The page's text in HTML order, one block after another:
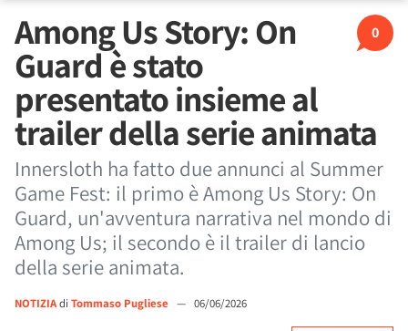
0
Among Us Story: On
Guard è stato
presentato insieme al
trailer della serie animata
Innersloth ha fatto due annunci al Summer
Game Fest: il primo è Among Us Story: On
Guard, un'avventura narrativa nel mondo di
Among Us; il secondo è il trailer di lancio
della serie animata.
NOTIZIAdi Tommaso Pugliese — 06/06/2026